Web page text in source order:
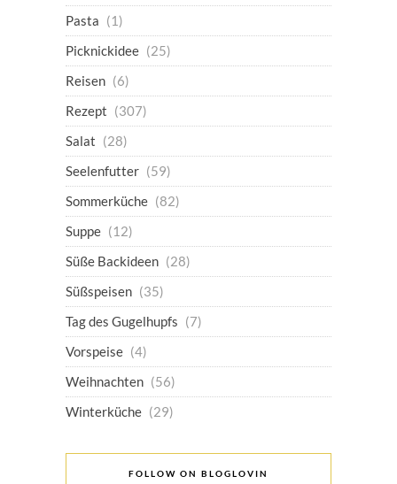
Pasta (1)
Picknickidee (25)
Reisen (6)
Rezept (307)
Salat (28)
Seelenfutter (59)
Sommerküche (82)
Suppe (12)
Süße Backideen (28)
Süßspeisen (35)
Tag des Gugelhupfs (7)
Vorspeise (4)
Weihnachten (56)
Winterküche (29)
FOLLOW ON BLOGLOVIN